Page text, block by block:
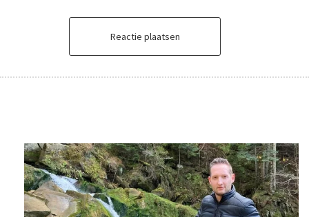
Reactie plaatsen